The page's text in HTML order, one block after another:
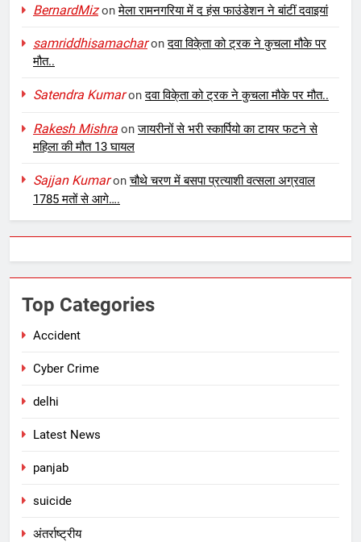
BernardMizonमेला रामनगरिया में द हंस फाउंडेशन ने बांटीं दवाइयां
samriddhisamacharonदवा विके्ता को ट्रक ने कुचला मौके पर
मौत..
Satendra Kumaronदवा विके्ता को ट्रक ने कुचला मौके पर मौत..
Rakesh Mishra onजायरीनों से भरी स्कार्पियो का टायर फटने से
महिला की मौत 13 घायल
Sajjan Kumaronचौथे चरण में बसपा प्रत्याशी वत्सला अग्रवाल
1785 मतों से आगे….
Top Categories
Accident
Cyber Crime
delhi
Latest News
panjab
suicide
अंतर्राष्ट्रीय